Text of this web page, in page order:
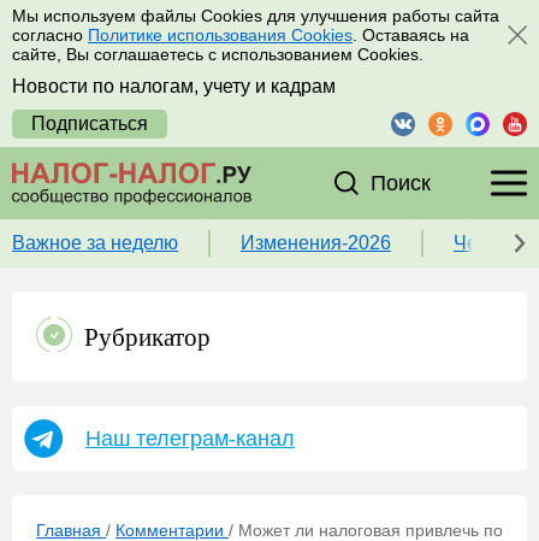
Мы используем файлы Cookies для улучшения работы сайта
согласно Политике использования Cookies . Оставаясь на
сайте, Вы соглашаетесь с использованием Cookies.
Новости по налогам, учету и кадрам
Подписаться
Поиск
Важное за неделю Изменения-2026 Чек-
Рубрикатор
Наш телеграм-канал
Главная / Комментарии / Может ли налоговая привлечь по